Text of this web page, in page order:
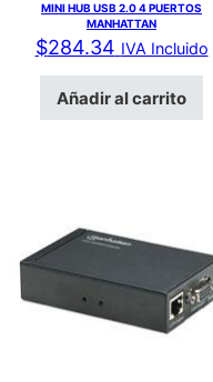
MINI HUB USB 2.0 4 PUERTOS
MANHATTAN
$284.34 IVA Incluido
Añadir al carrito